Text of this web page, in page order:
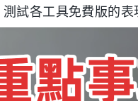
試各工具免費版的表